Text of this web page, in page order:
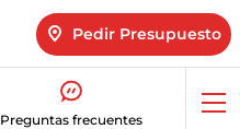
Pedir Presupuesto
Preguntas frecuentes